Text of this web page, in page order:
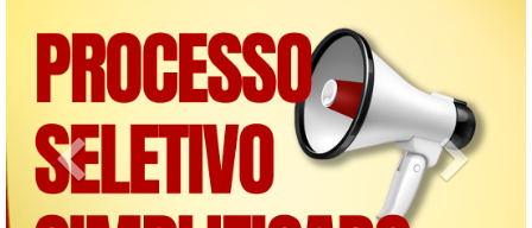
Previous Next